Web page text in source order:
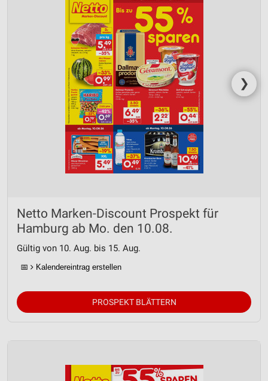
❯
Netto Marken-Discount Prospekt für
Hamburg ab Mo. den 10.08.
Gültig von 10. Aug. bis 15. Aug.
📅 Kalendereintrag erstellen
PROSPEKT BLÄTTERN